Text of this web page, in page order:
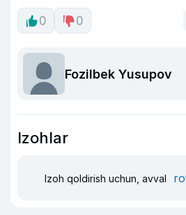
0 0
Fozilbek Yusupov
Izohlar
Izoh qoldirish uchun, avval